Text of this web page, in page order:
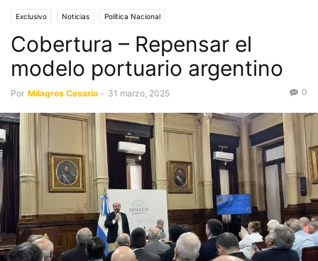
Exclusivo Noticias Política Nacional
Cobertura – Repensar el
modelo portuario argentino
Por Milagros Cesario - 31 marzo, 2025 0